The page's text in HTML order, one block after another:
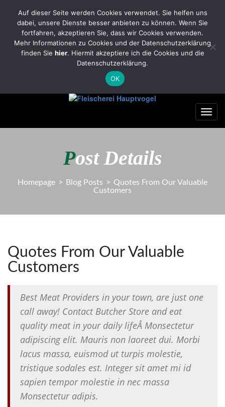
FleischereiHauptvogel@yahoo.com
Tel.: 035322/2701 Handy: 0174/7966281
0
Post Details
Homepage > Blog Posts > Quotes From Our Valuable
Customers
Quotes From Our Valuable
Customers
Best Meat Providers in your town, are just one
call away! Contact Butcher Store and eat
quality meat in your daily lifeÂ Monsectetur
adipiscing elit. Mauris non laoreet dui. Morbi
lacus massa, euismod ut turpis molestie,
tristique sodales est. Integer sit amet mi id
sapien tempor molestie in nec massa
Monsectetur adipis.
Auf dieser Seite werden Cookies verwendet. Sie helfen uns
dabei, unsere Dienste besser anbieten zu können. Wenn Sie
fortfahren, akzeptieren Sie, dass wir Cookies verwenden.
Mehr Informationen zu Cookies und der Datenschutzerklärung
finden Sie hier. Hiermit akzeptiere ich die Cookies und die
Datenschutzerklärung.
OK